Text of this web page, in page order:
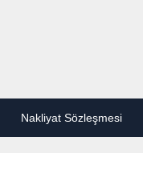
Nakliyat Sözleşmesi